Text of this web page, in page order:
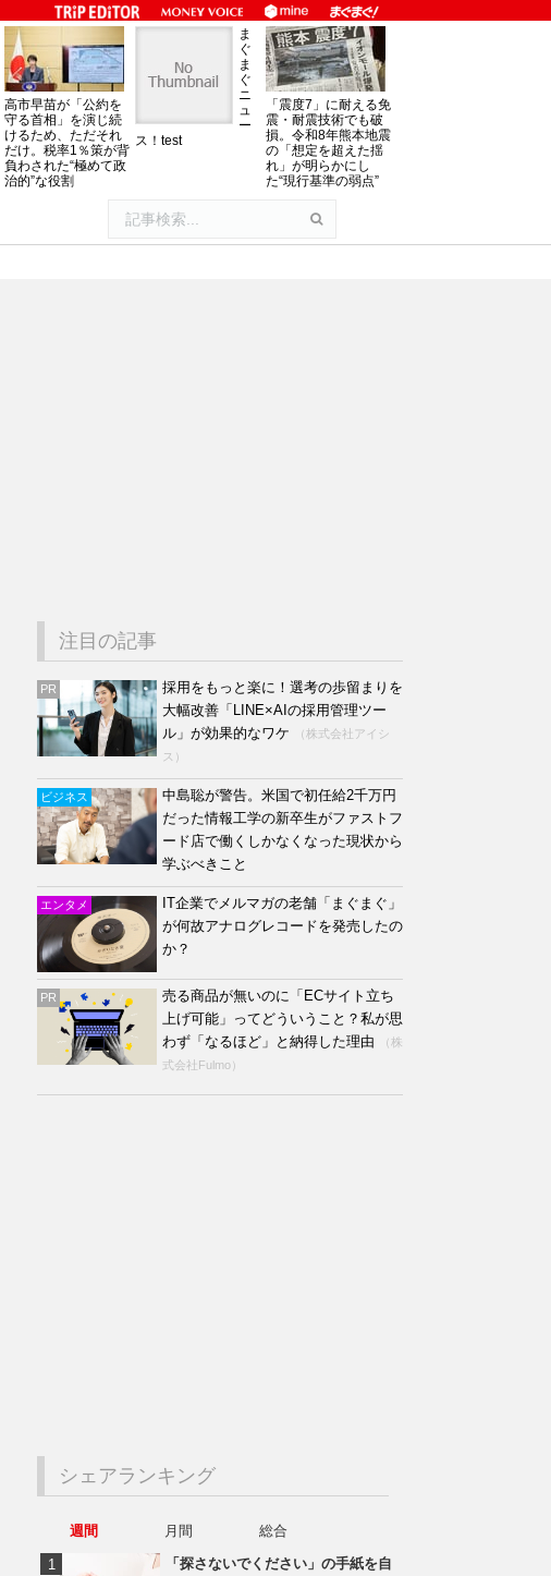
高市早苗が「公約を
守る首相」を演じ続
けるため、ただそれ
だけ。税率1％策が背
負わされた“極めて政
治的”な役割
ま
ぐ
ま
ぐ
ニ
ュ
ー
ス！test
「震度7」に耐える免
震・耐震技術でも破
損。令和8年熊本地震
の「想定を超えた揺
れ」が明らかにし
た“現行基準の弱点”
注目の記事
PR
採用をもっと楽に！選考の歩留まりを
大幅改善「LINE×AIの採用管理ツー
ル」が効果的なワケ
（株式会社アイシ
ス）
ビジネス
中島聡が警告。米国で初任給2千万円
だった情報工学の新卒生がファストフ
ード店で働くしかなくなった現状から
学ぶべきこと
エンタメ
IT企業でメルマガの老舗「まぐまぐ」
が何故アナログレコードを発売したの
か？
PR
売る商品が無いのに「ECサイト立ち
上げ可能」ってどういうこと？私が思
わず「なるほど」と納得した理由
（株
式会社Fulmo）
シェアランキング
週間 月間
総合
「探さないでください」の手紙を自